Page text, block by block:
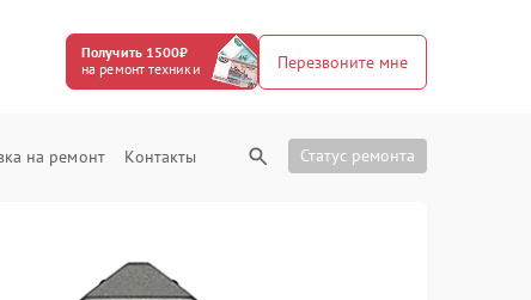
Получить 1500₽
на ремонт техники
Перезвоните мне
на ремонт Контакты Статус ремонта